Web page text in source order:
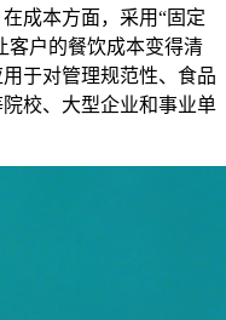
成本方面，采用“固定
客户的餐饮成本变得清
于对管理规范性、食品
校、大型企业和事业单